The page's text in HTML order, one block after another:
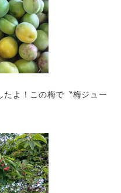
たよ！この梅で〝梅ジュー